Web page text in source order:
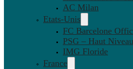
AC Milan
Etats-Unis
FC Barcelone
PSG – Haut Niveau
IMG Floride
France